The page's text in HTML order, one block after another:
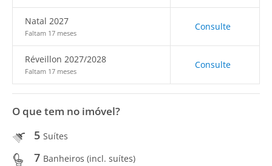
Natal 2027
Faltam 17 meses
Consulte
Réveillon 2027/2028
Faltam 17 meses
Consulte
O que tem no imóvel?
5 Suítes
7 Banheiros (incl. suítes)